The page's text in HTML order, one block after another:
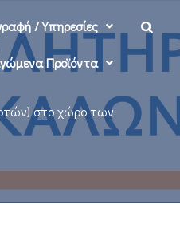
/ Υπηρεσίες
Προϊόντα
στο χώρο των